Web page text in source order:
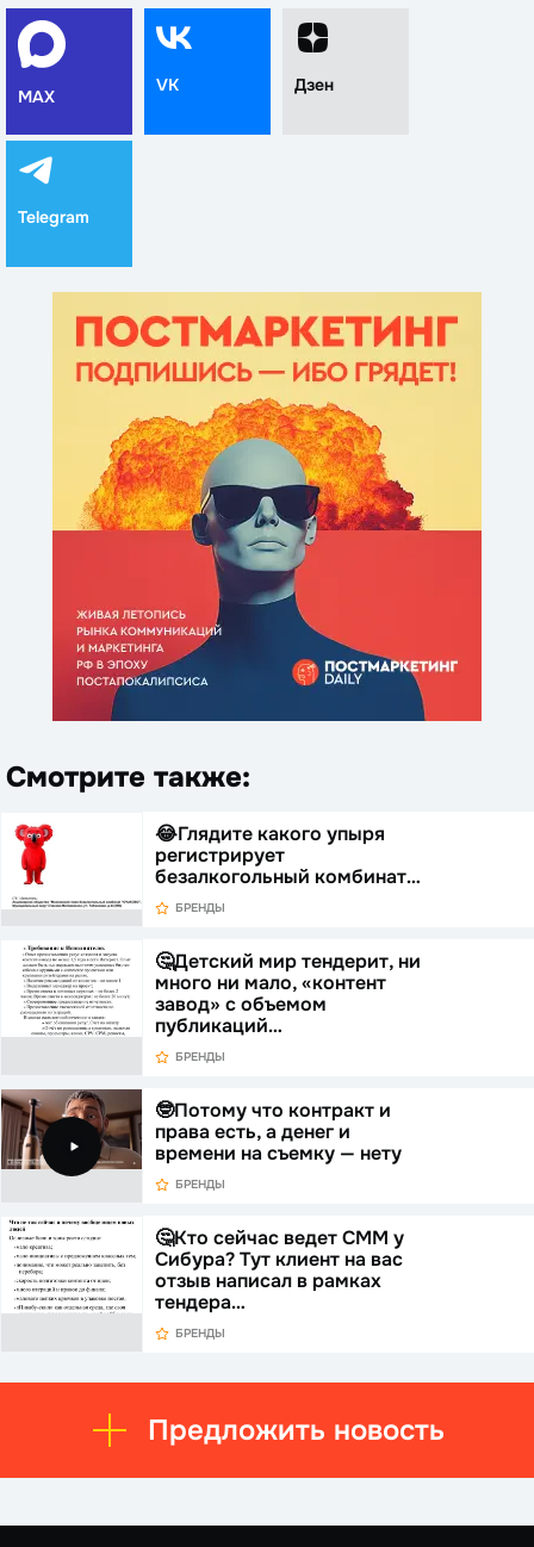
MAX
VK Дзен
Telegram
Смотрите также:
😂Глядите какого упыря
регистрирует
безалкогольный комбинат…
БРЕНДЫ
🤔Детский мир тендерит, ни
много ни мало, «контент
завод» с объемом
публикаций…
БРЕНДЫ
🤓Потому что контракт и
права есть, а денег и
времени на съемку — нету
БРЕНДЫ
🤔Кто сейчас ведет СММ у
Сибура? Тут клиент на вас
отзыв написал в рамках
тендера…
БРЕНДЫ
Предложить новость